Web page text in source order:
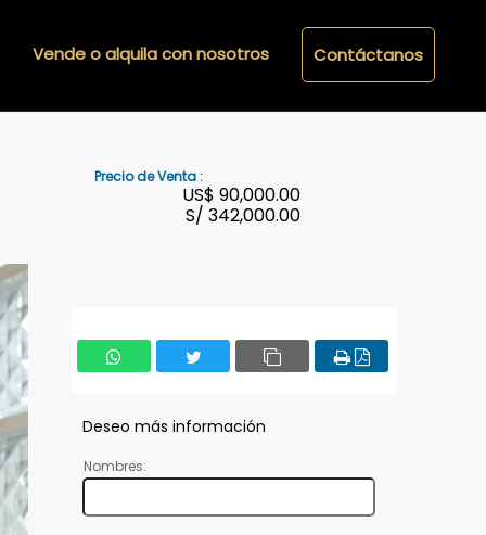
Vende o alquila con nosotros Contáctanos
Precio de Venta :
US$ 90,000.00
S/ 342,000.00
Deseo más información
Nombres: